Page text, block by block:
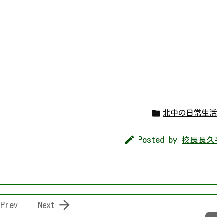
 北中の日常生活
 Posted by 校長長久

Next
Prev